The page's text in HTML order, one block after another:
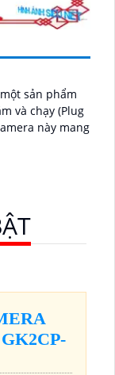
sản phẩm
và chạy (Plug